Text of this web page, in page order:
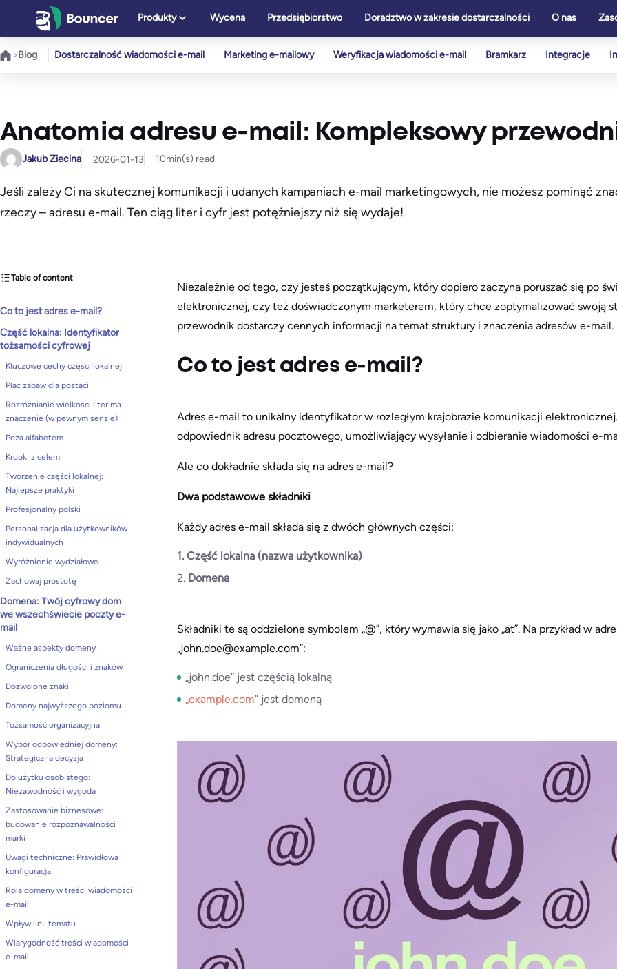
treści
Produkty Wycena Przedsiębiorstwo Doradztwo w zakresie dostarczalności O nas
Blog Dostarczalność wiadomości e-mail Marketing e-mailowy Weryfikacja wiadomości e-mail Bramkarz Integracje
Anatomia adresu e-mail: Kompleksowy
Jakub Ziecina 2026-01-13 10min(s) read
Jeśli zależy Ci na skutecznej komunikacji i udanych kampaniach e-mail marketingowych, nie możesz pominąć
rzeczy – adresu e-mail. Ten ciąg liter i cyfr jest potężniejszy niż się wydaje!
Table of content
Co to jest adres e-mail?
Część lokalna: Identyfikator
tożsamości cyfrowej
Kluczowe cechy części lokalnej
Plac zabaw dla postaci
Rozróżnianie wielkości liter ma
znaczenie (w pewnym sensie)
Poza alfabetem
Kropki z celem
Tworzenie części lokalnej:
Najlepsze praktyki
Profesjonalny polski
Personalizacja dla użytkowników
indywidualnych
Wyróżnienie wydziałowe
Zachowaj prostotę
Domena: Twój cyfrowy dom
we wszechświecie poczty e-
mail
Ważne aspekty domeny
Ograniczenia długości i znaków
Dozwolone znaki
Domeny najwyższego poziomu
Tożsamość organizacyjna
Wybór odpowiedniej domeny:
Strategiczna decyzja
Do użytku osobistego:
Niezawodność i wygoda
Zastosowanie biznesowe:
budowanie rozpoznawalności
marki
Uwagi techniczne: Prawidłowa
konfiguracja
Rola domeny w treści wiadomości
e-mail
Wpływ linii tematu
Wiarygodność treści wiadomości
e-mail
Niezależnie od tego, czy jesteś początkującym, który dopiero zaczyna poruszać się po
elektronicznej, czy też doświadczonym marketerem, który chce zoptymalizować swoją
przewodnik dostarczy cennych informacji na temat struktury i znaczenia adresów e-mail.
Co to jest adres e-mail?
Adres e-mail to unikalny identyfikator w rozległym krajobrazie komunikacji
odpowiednik adresu pocztowego, umożliwiający wysyłanie i odbieranie wiadomości e-
Ale co dokładnie składa się na adres e-mail?
Dwa podstawowe składniki
Każdy adres e-mail składa się z dwóch głównych części:
1. Część lokalna (nazwa użytkownika)
2. Domena
Składniki te są oddzielone symbolem „@”, który wymawia się jako „at”. Na przykład w
„john.doe@example.com”:
„john.doe” jest częścią lokalną
„example.com” jest domeną